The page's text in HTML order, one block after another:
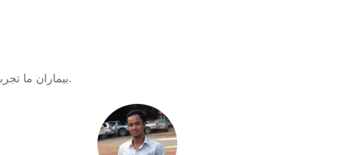
بیماران ما تجربه خود را در دریافت بهترین کیفیت مراقبت های بهداشتی در طول سفر درمانی خود با ما به اشتراک می گذارند تا پیوندی عالی برای آینده ایجاد کنند.